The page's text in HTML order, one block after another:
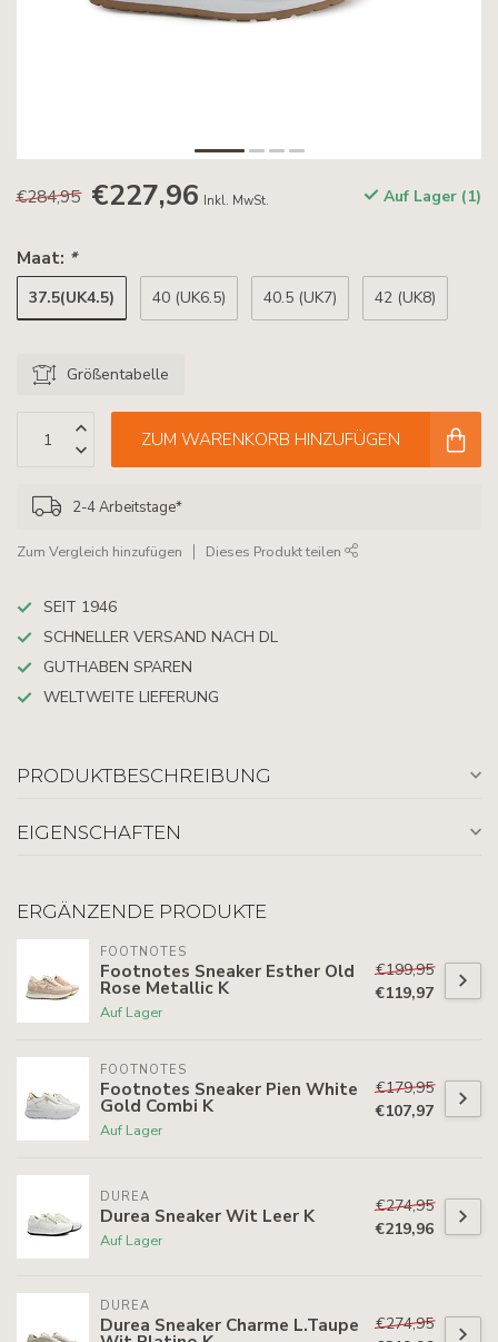
€284,95 €227,96 Inkl. MwSt. Auf Lager (1)
Maat: *
37.5(UK4.5) 40 (UK6.5) 40.5 (UK7) 42 (UK8)
Größentabelle
ZUM WARENKORB HINZUFÜGEN
2-4 Arbeitstage*
Zum Vergleich hinzufügen Dieses Produkt teilen
SEIT 1946
SCHNELLER VERSAND NACH DL
GUTHABEN SPAREN
WELTWEITE LIEFERUNG
PRODUKTBESCHREIBUNG
EIGENSCHAFTEN
ERGÄNZENDE PRODUKTE
FOOTNOTES
Footnotes Sneaker Esther Old
Rose Metallic K
Auf Lager
€199,95
€119,97
FOOTNOTES
Footnotes Sneaker Pien White
Gold Combi K
Auf Lager
€179,95
€107,97
DUREA
Durea Sneaker Wit Leer K
Auf Lager
€274,95
€219,96
DUREA
Durea Sneaker Charme L.Taupe
€274,95